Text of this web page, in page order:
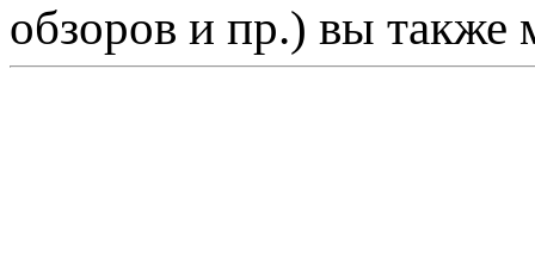
обзоров и пр.) вы также